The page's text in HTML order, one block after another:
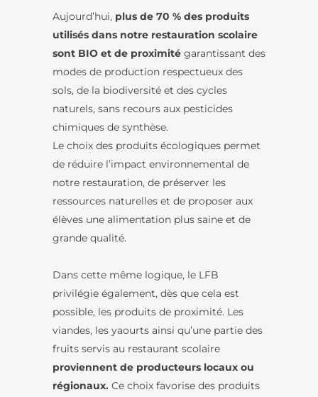
Aujourd’hui, plus de 70 % des produits
utilisés dans notre restauration scolaire
sont BIO et de proximité garantissant des
modes de production respectueux des
sols, de la biodiversité et des cycles
naturels, sans recours aux pesticides
chimiques de synthèse.
Le choix des produits écologiques permet
de réduire l’impact environnemental de
notre restauration, de préserver les
ressources naturelles et de proposer aux
élèves une alimentation plus saine et de
grande qualité.
Dans cette même logique, le LFB
privilégie également, dès que cela est
possible, les produits de proximité. Les
viandes, les yaourts ainsi qu’une partie des
fruits servis au restaurant scolaire
proviennent de producteurs locaux ou
régionaux. Ce choix favorise des produits